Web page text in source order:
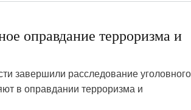
оправдание терроризма и
завершили расследование уголовного
в оправдании терроризма и